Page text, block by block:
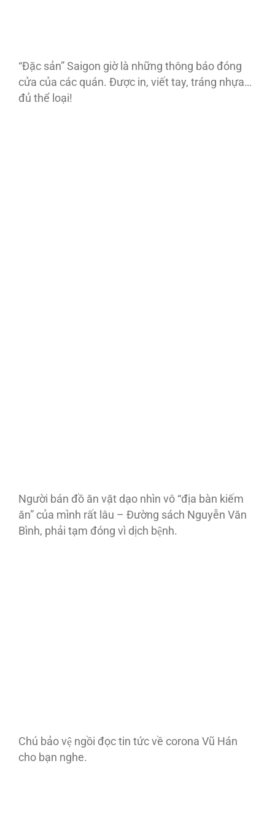
“Đặc sản” Saigon giờ là những thông báo đóng
cửa của các quán. Được in, viết tay, tráng nhựa…
đủ thể loại!
Người bán đồ ăn vặt dạo nhìn vô “địa bàn kiếm
ăn” của mình rất lâu – Đường sách Nguyễn Văn
Bình, phải tạm đóng vì dịch bệnh.
Chú bảo vệ ngồi đọc tin tức về corona Vũ Hán
cho bạn nghe.